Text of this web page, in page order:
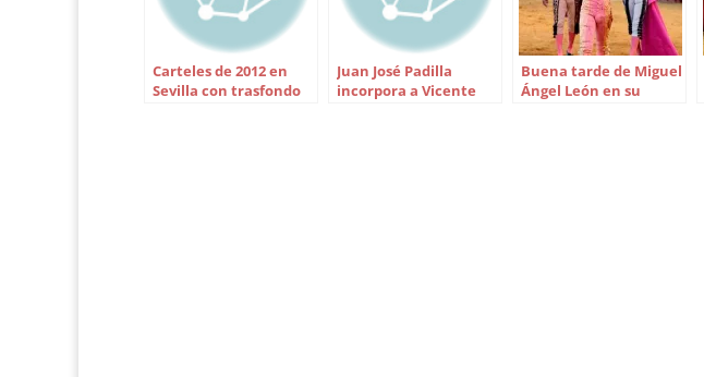
Carteles de 2012 en
Sevilla con trasfondo
Juan José Padilla
incorpora a Vicente
Buena tarde de Miguel
Ángel León en su